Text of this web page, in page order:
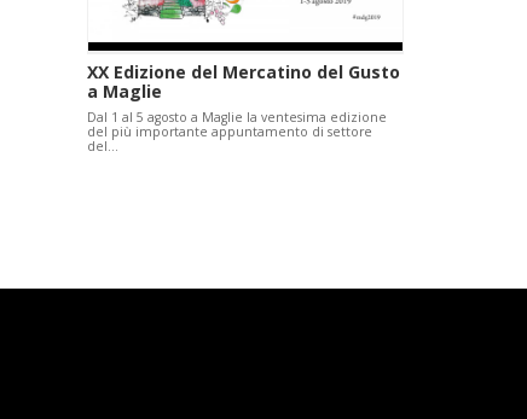
XX Edizione del Mercatino del Gusto
a Maglie
Dal 1 al 5 agosto a Maglie la ventesima edizione
del più importante appuntamento di settore
del…